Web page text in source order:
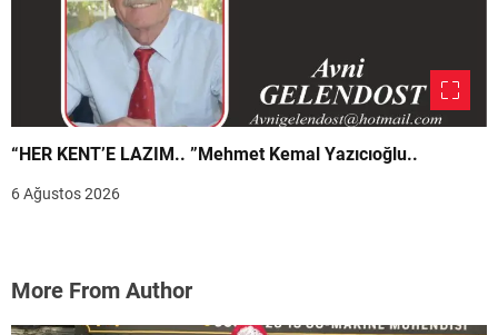
“HER KENT’E LAZIM.. ”Mehmet Kemal Yazıcıoğlu..
6 Ağustos 2026
More From Author